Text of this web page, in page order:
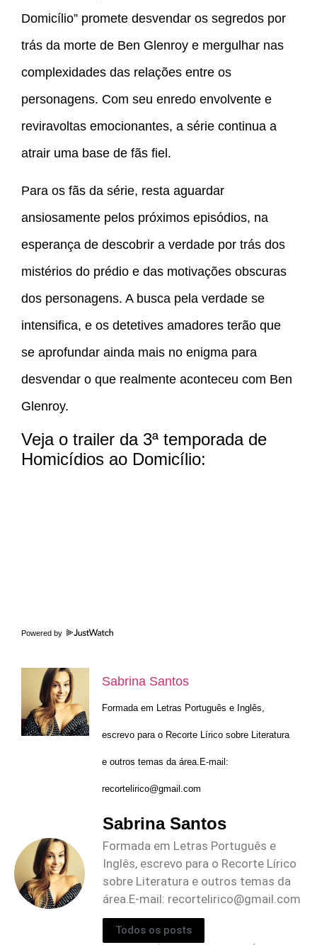
Domicílio” promete desvendar os segredos por
trás da morte de Ben Glenroy e mergulhar nas
complexidades das relações entre os
personagens. Com seu enredo envolvente e
reviravoltas emocionantes, a série continua a
atrair uma base de fãs fiel.
Para os fãs da série, resta aguardar
ansiosamente pelos próximos episódios, na
esperança de descobrir a verdade por trás dos
mistérios do prédio e das motivações obscuras
dos personagens. A busca pela verdade se
intensifica, e os detetives amadores terão que
se aprofundar ainda mais no enigma para
desvendar o que realmente aconteceu com Ben
Glenroy.
Veja o trailer da 3ª temporada de
Homicídios ao Domicílio:
Powered by
Sabrina Santos
Formada em Letras Português e Inglês,
escrevo para o Recorte Lírico sobre Literatura
e outros temas da área.E-mail:
recortelirico@gmail.com
Sabrina Santos
Formada em Letras Português e
Inglês, escrevo para o Recorte Lírico
sobre Literatura e outros temas da
área.E-mail: recortelirico@gmail.com
Todos os posts